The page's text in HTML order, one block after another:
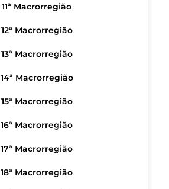
11ª Macrorregião
12ª Macrorregião
13ª Macrorregião
14ª Macrorregião
15ª Macrorregião
16ª Macrorregião
17ª Macrorregião
18ª Macrorregião